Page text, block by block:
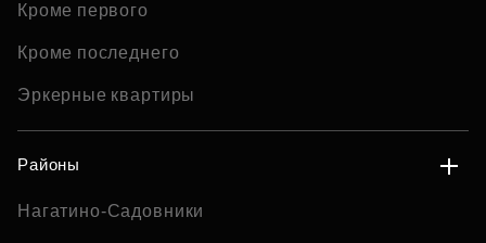
Кроме первого
Кроме последнего
Эркерные квартиры
Районы
Нагатино-Садовники